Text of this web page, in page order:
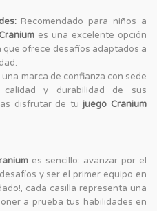
Recomendado para niños a
es una excelente opción
que ofrece desafíos adaptados a
una marca de confianza con sede
y durabilidad de sus
disfrutar de tujuego Cranium
es sencillo: avanzar por el
y ser el primer equipo en
cada casilla representa una
a prueba tus habilidades en